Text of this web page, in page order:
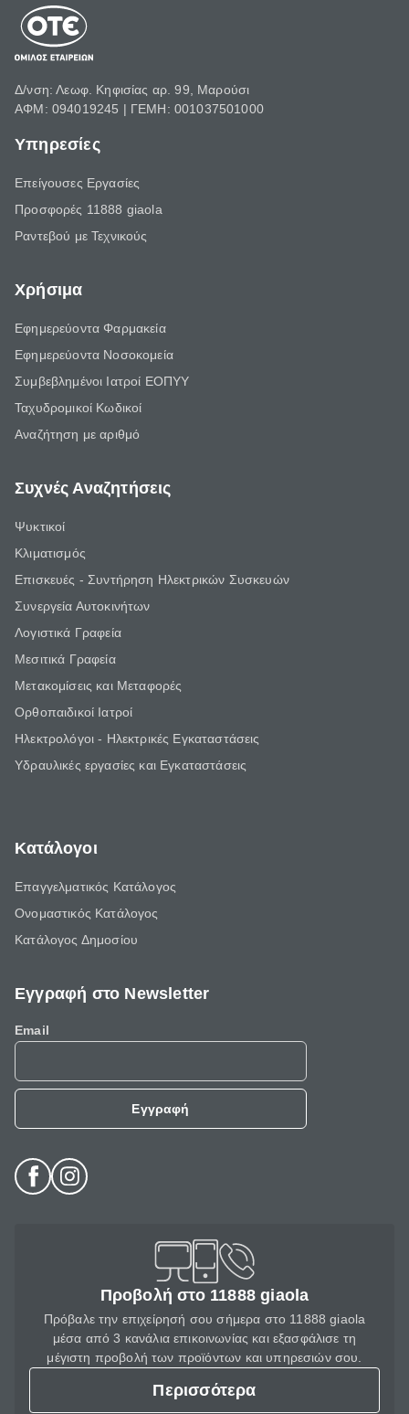
Δ/νση: Λεωφ. Κηφισίας αρ. 99, Μαρούσι
ΑΦΜ: 094019245 | ΓΕΜΗ: 001037501000
Υπηρεσίες
Επείγουσες Εργασίες
Προσφορές 11888 giaola
Ραντεβού με Τεχνικούς
Χρήσιμα
Εφημερεύοντα Φαρμακεία
Εφημερεύοντα Νοσοκομεία
Συμβεβλημένοι Ιατροί ΕΟΠΥΥ
Ταχυδρομικοί Κωδικοί
Αναζήτηση με αριθμό
Συχνές Αναζητήσεις
Ψυκτικοί
Κλιματισμός
Επισκευές - Συντήρηση Ηλεκτρικών Συσκευών
Συνεργεία Αυτοκινήτων
Λογιστικά Γραφεία
Μεσιτικά Γραφεία
Μετακομίσεις και Μεταφορές
Ορθοπαιδικοί Ιατροί
Ηλεκτρολόγοι - Ηλεκτρικές Εγκαταστάσεις
Υδραυλικές εργασίες και Εγκαταστάσεις
Κατάλογοι
Επαγγελματικός Κατάλογος
Ονομαστικός Κατάλογος
Κατάλογος Δημοσίου
Εγγραφή στο Newsletter
Email
Εγγραφή
Προβολή στο 11888 giaola
Πρόβαλε την επιχείρησή σου σήμερα στο 11888 giaola
μέσα από 3 κανάλια επικοινωνίας και εξασφάλισε τη
μέγιστη προβολή των προϊόντων και υπηρεσιών σου.
Περισσότερα